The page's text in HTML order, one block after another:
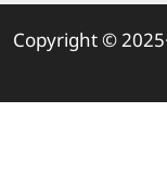
Copyright ©